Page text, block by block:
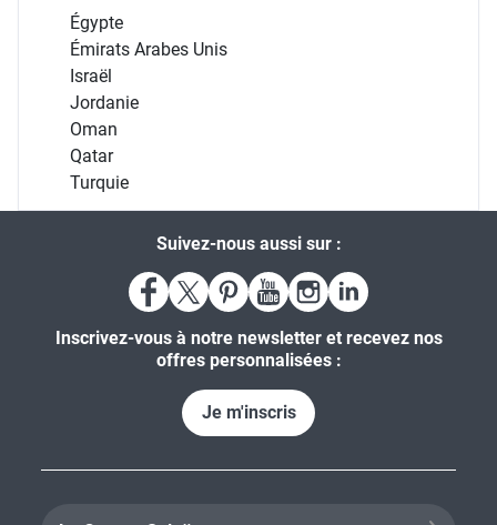
Égypte
Émirats Arabes Unis
Israël
Jordanie
Oman
Qatar
Turquie
Suivez-nous aussi sur :
Inscrivez-vous à notre newsletter et recevez nos
offres personnalisées :
Je m'inscris